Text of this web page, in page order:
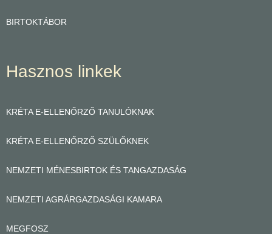
BIRTOKTÁBOR
Hasznos linkek
KRÉTA E-ELLENŐRZŐ TANULÓKNAK
KRÉTA E-ELLENŐRZŐ SZÜLŐKNEK
NEMZETI MÉNESBIRTOK ÉS TANGAZDASÁG
NEMZETI AGRÁRGAZDASÁGI KAMARA
MEGFOSZ